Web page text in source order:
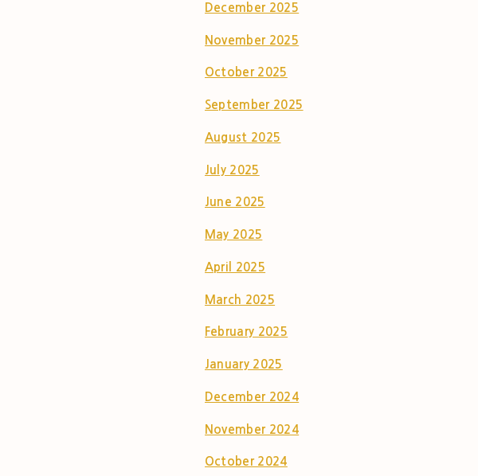
December 2025
November 2025
October 2025
September 2025
August 2025
July 2025
June 2025
May 2025
April 2025
March 2025
February 2025
January 2025
December 2024
November 2024
October 2024